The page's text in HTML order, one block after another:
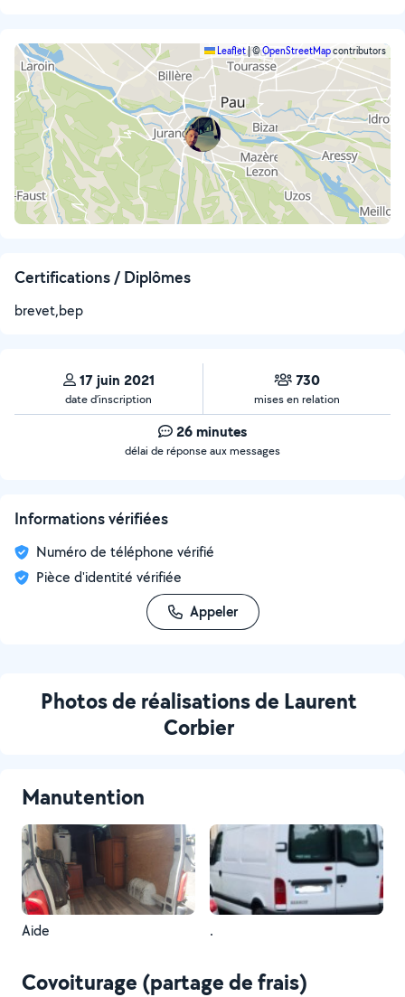
Leaflet|©OpenStreetMapcontributors
Certifications / Diplômes
brevet,bep
17 juin 2021
date d’inscription
730
mises en relation
26 minutes
délai de réponse aux messages
Informations vérifiées
Numéro de téléphone vérifié
Pièce d'identité vérifiée
Appeler
Photos de réalisations de Laurent
Corbier
Manutention
Aide .
Covoiturage (partage de frais)